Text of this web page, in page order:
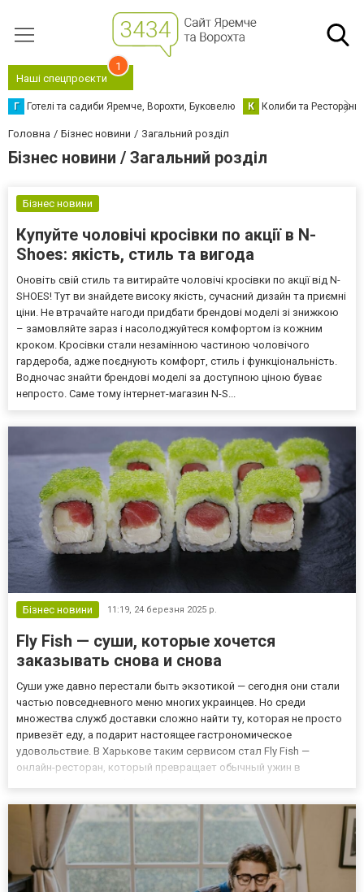
Наші спецпроєкти
1
Г Готелі та садиби Яремче, Ворохти, Буковелю К Колиби та Ресторани
Головна Бізнес новини Загальний розділ
Бізнес новини / Загальний розділ
Бізнес новини
Купуйте чоловічі кросівки по акції в N-
Shoes: якість, стиль та вигода
Оновіть свій стиль та витирайте чоловічі кросівки по акції від N-
SHOES! Тут ви знайдете високу якість, сучасний дизайн та приємні
ціни. Не втрачайте нагоди придбати брендові моделі зі знижкою
– замовляйте зараз і насолоджуйтеся комфортом із кожним
кроком. Кросівки стали незамінною частиною чоловічого
гардероба, адже поєднують комфорт, стиль і функціональність.
Водночас знайти брендові моделі за доступною ціною буває
непросто. Саме тому інтернет-магазин N-S...
Бізнес новини 11:19, 24 березня 2025 р.
Fly Fish — суши, которые хочется
заказывать снова и снова
Суши уже давно перестали быть экзотикой — сегодня они стали
частью повседневного меню многих украинцев. Но среди
множества служб доставки сложно найти ту, которая не просто
привезёт еду, а подарит настоящее гастрономическое
удовольствие. В Харькове таким сервисом стал Fly Fish —
онлайн-ресторан, который превращает обычный ужин в
роллах,...